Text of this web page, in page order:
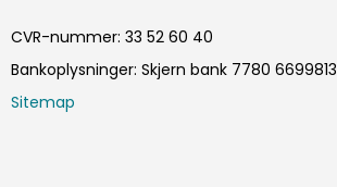
CVR-nummer: 33 52 60 40
Bankoplysninger: Skjern bank 7780 6699813
Sitemap